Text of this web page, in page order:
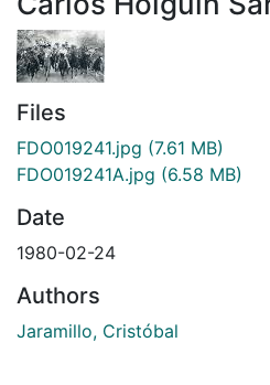
Files
FDO019241.jpg (7.61 MB)
FDO019241A.jpg (6.58 MB)
Date
1980-02-24
Authors
Jaramillo, Cristóbal